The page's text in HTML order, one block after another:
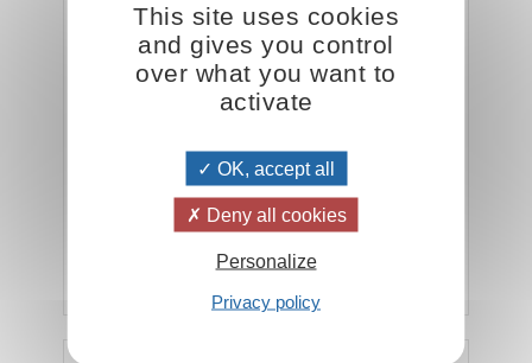
La meilleure arme contre la maladie, c’est
15.00CHF
This site uses cookies
and gives you control
over what you want to
activate
OK, accept all
Deny all cookies
Personalize
Privacy policy